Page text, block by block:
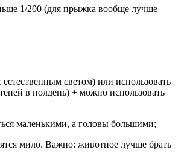
1/200 (для прыжка вообще лучше
светом) или использовать
в полдень) + можно использовать
маленькими, а головы большими;
мило. Важно: животное лучше брать